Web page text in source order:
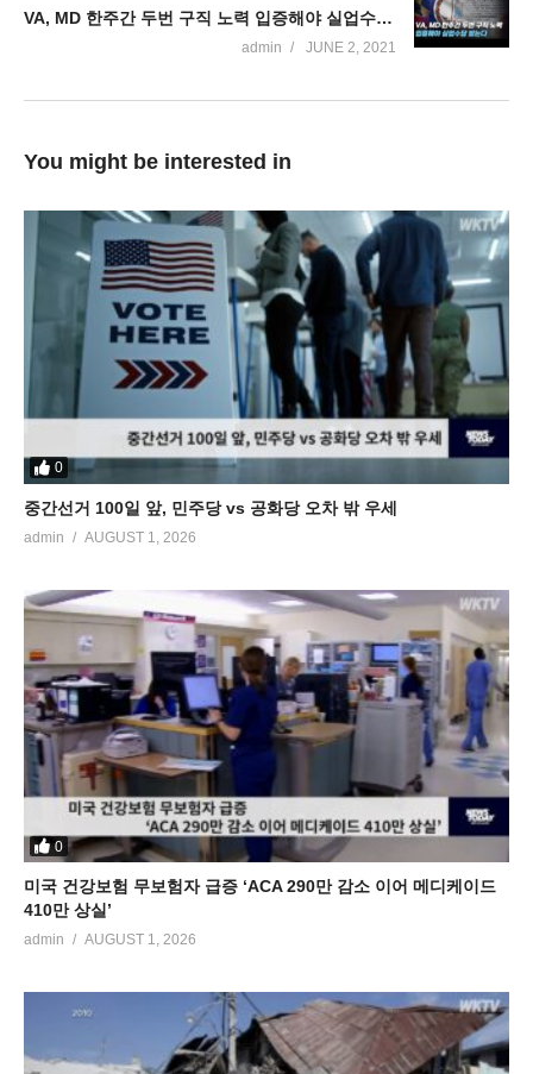
VA, MD 한주간 두번 구직 노력 입증해야 실업수당 받는다
admin JUNE 2, 2021
You might be interested in
0
중간선거 100일 앞, 민주당 vs 공화당 오차 밖 우세
admin AUGUST 1, 2026
0
미국 건강보험 무보험자 급증 ‘ACA 290만 감소 이어 메디케이드
410만 상실’
admin AUGUST 1, 2026